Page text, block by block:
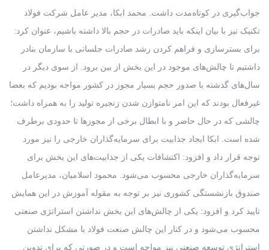
جواب‌گیری در کوتاه‌مدت داشت. محمد ابکا، مدیر عامل شرکت فولاد
تکنیک نیز با بیان اینکه باید صادرات در حجم بالا داشته باشیم، عنوان کرد:
برای بسترسازی و فراهم کردن رشد صادرات جلساتی با سازمان بنادر
داشتیم تا چالش‌های موجود در این بخش از بین برود. از سوی دیگر در
سال‌های گذشته با صدور حجم بسیار مجوز در کشور مواجه بودیم که بعضا
غیرفعال بودند که این امر نامتوازن شدن زنجیره تولید را به همراه داشت؛
چالشی که در حال حاضر و با ابطال برخی از مجوزها تا حدودی برطرف
شده است. ابکا ایجاد جذابیت برای سرمایه‌گذاران خارجی را نیز مورد
توجه قرار داد و افزود: اکتشافات یکی از جذابیت‌های این بخش برای
سرمایه‌گذاران خارجی محسوب می‌شود. محمود اسلامیان، مدیرعامل
صندوق بازنشستگی کشوری نیز بر توجه به مقوله آموزش در این همایش
تایید کرد و افزود: یکی از چالش‌های این بخش نداشتن استراتژی صنعتی
محسوب می‌شود و در کنار این چالش صنعت فولاد با مشکل نداشتن
استراتژی توسعه صنعتی نیز مواجه است و در صورتی که برای تدوین